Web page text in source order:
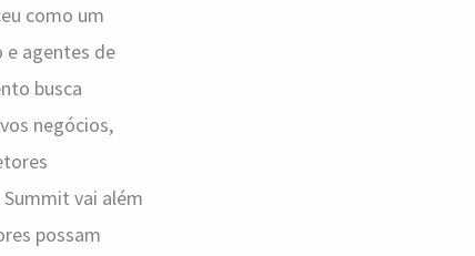
como um
agentes de
busca
negócios,
vai além
possam